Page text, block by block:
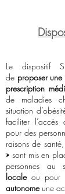
Le dispositif
de proposer
prescription
de maladies
situation
faciliter
pour des
raisons de santé,
» sont mis en
personnes au
localeou pour
autonomeune